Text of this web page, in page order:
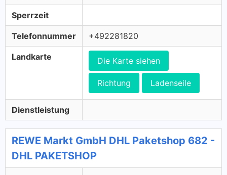
Sperrzeit
Telefonnummer +492281820
Landkarte Die Karte siehen
Richtung Ladenseile
Dienstleistung
REWE Markt GmbH DHL Paketshop 682 -
DHL PAKETSHOP